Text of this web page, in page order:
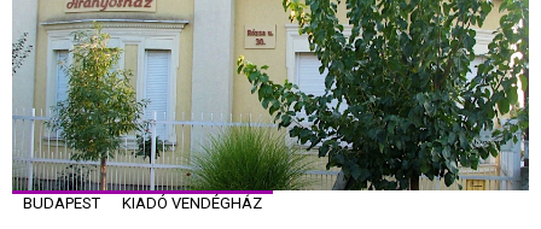
BUDAPEST KIADÓ VENDÉGHÁZ